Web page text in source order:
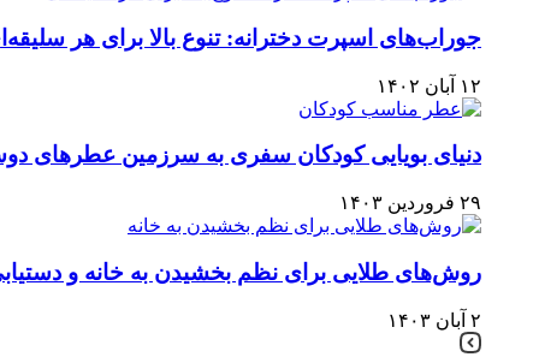
جوراب‌های اسپرت دخترانه: تنوع بالا برای هر
۱۲ آبان ۱۴۰۲
دنیای بویایی کودکان سفری به سرزمین عطرهای
۲۹ فروردین ۱۴۰۳
روش‌های طلایی برای نظم بخشیدن به خانه و
۲ آبان ۱۴۰۳